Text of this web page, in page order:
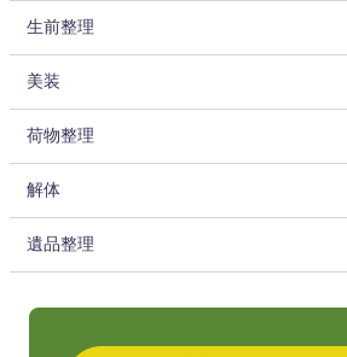
生前整理
美装
荷物整理
解体
遺品整理